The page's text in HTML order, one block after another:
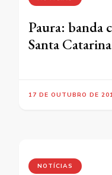
Paura: banda
Santa Catarina
17 DE OUTUBRO DE
NOTÍCIAS